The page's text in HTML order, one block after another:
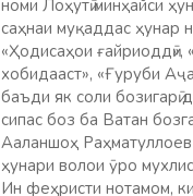
номи Лоҳутӣ минҳайси
саҳнаи муқаддас ҳунар
«Ҳодисаҳои
хобидааст», «Ғуруби
баъди як соли бозигарӣ
сипас боз ба Ватан
Ааланшоҳ
ҳунари волои ӯро
Ин феҳристи нотамом,